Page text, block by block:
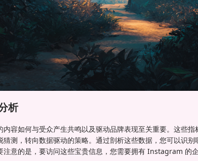
析
容如何与受众产生共鸣以及驱动品牌表现至关重要。这些指
测，转向数据驱动的策略。通过剖析这些数据，您可以识
意的是，要访问这些宝贵信息，您需要拥有 Instagram 的企